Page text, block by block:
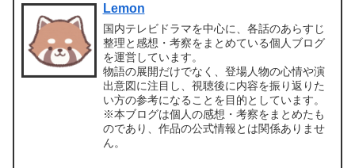
Lemon
国内テレビドラマを中心に、各話のあらすじ
整理と感想・考察をまとめている個人ブログ
を運営しています。
物語の展開だけでなく、登場人物の心情や演
出意図に注目し、視聴後に内容を振り返りた
い方の参考になることを目的としています。
※本ブログは個人の感想・考察をまとめたも
のであり、作品の公式情報とは関係ありませ
ん。